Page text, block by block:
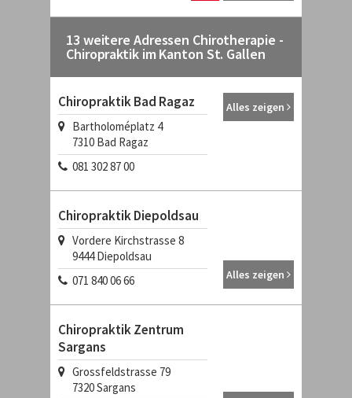
13 weitere Adressen Chirotherapie -
Chiropraktik im Kanton St. Gallen
Chiropraktik Bad Ragaz
Bartholoméplatz 4
7310 Bad Ragaz
081 302 87 00
Alles zeigen
Chiropraktik Diepoldsau
Vordere Kirchstrasse 8
9444 Diepoldsau
071 840 06 66
Alles zeigen
Chiropraktik Zentrum
Sargans
Grossfeldstrasse 79
7320Sargans